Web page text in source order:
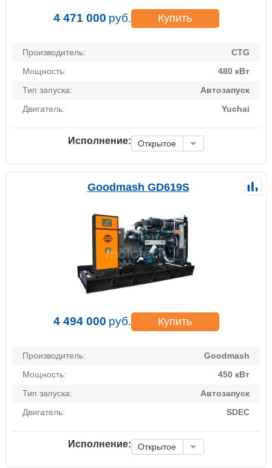
4 471 000 руб. Купить
Производитель:
CTG
Мощность:
480 кВт
Тип запуска:
Автозапуск
Двигатель:
Yuchai
Исполнение: Открытое
Goodmash GD619S
4 494 000 руб. Купить
Производитель:
Goodmash
Мощность:
450 кВт
Тип запуска:
Автозапуск
Двигатель:
SDEC
Исполнение: Открытое